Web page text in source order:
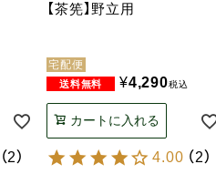
（2）
【茶筅】野立用
宅配便
¥4,290税込
カートに入れる
4.00 （2）